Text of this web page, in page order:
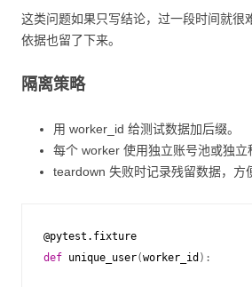
这类问题如果只写结论，过一段时间就很
依据也留了下来。
隔离策略
用 worker_id 给测试数据加后缀。
每个 worker 使用独立账号池或独立
teardown 失败时记录残留数据，方
@pytest . fixture
def unique_user(worker_id ):